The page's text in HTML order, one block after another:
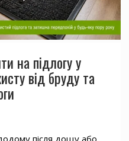
на підлогу у
від бруду та